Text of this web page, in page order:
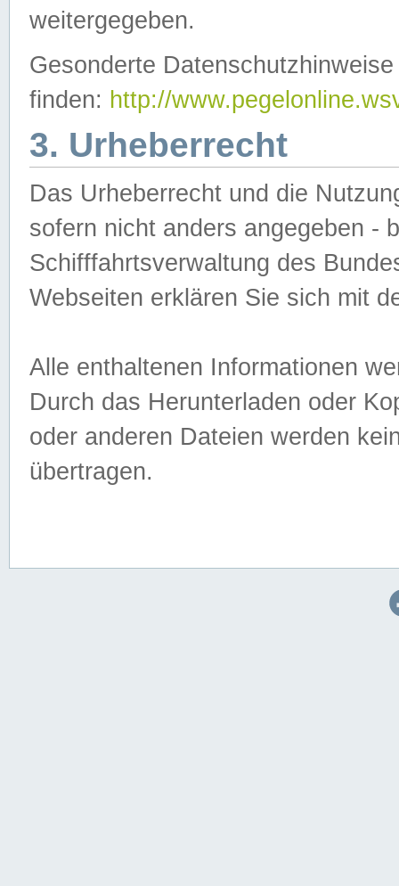
weitergegeben.
Gesonderte
finden: http://
3. Urheberrecht
Das Urheberrecht und die
sofern nicht anders angegeben -
Schifffahrtsverwaltung des
Webseiten erklären Sie sich mit
Alle enthaltenen Informationen
Durch das Herunterladen oder
oder anderen Dateien werden
übertragen.